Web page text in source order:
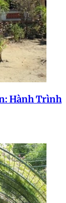
Hành Trình